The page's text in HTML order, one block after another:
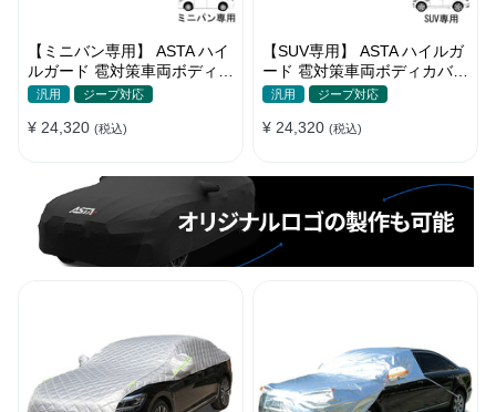
【ミニバン専用】 ASTA ハイ
ルガード 雹対策車両ボディカ
バー 5層構造 雹対策 厚手 凍
ープ付きボディカバー
汎用 ジープ対応
¥ 24,320 (税込)
【SUV専用】 ASTA ハイルガ
ード 雹対策車両ボディカバー
5層構造 雹対策 厚手 凍結防
付きボディカバー
汎用 ジープ対応
¥ 24,320 (税込)